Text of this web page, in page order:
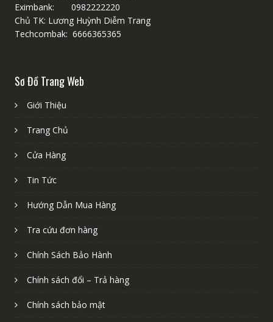
Eximbank: 0982222220
Chủ TK: Lương Huỳnh Diễm Trang
Techcombak: 6666365365
Sơ Đồ Trang Web
Giới Thiệu
Trang Chủ
Cửa Hàng
Tin Tức
Hướng Dẫn Mua Hàng
Tra cứu đơn hàng
Chính Sách Bảo Hành
Chính sách đổi – Trả hàng
Chính sách bảo mật